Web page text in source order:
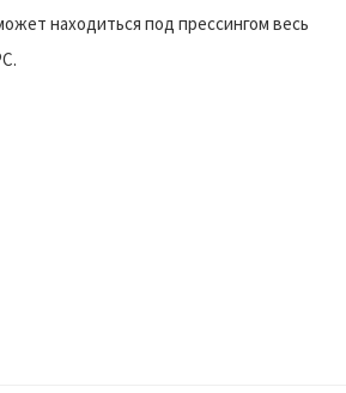
находиться под прессингом весь